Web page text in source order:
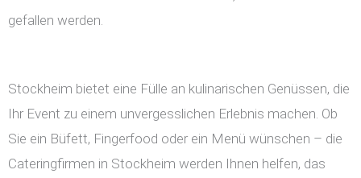
gefallen werden.
Stockheim bietet eine Fülle an kulinarischen Genüssen, die
Ihr Event zu einem unvergesslichen Erlebnis machen. Ob
Sie ein Büfett, Fingerfood oder ein Menü wünschen – die
Cateringfirmen in Stockheim werden Ihnen helfen, das